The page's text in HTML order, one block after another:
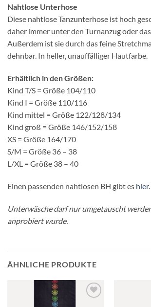
Nahtlose Unterhose
Diese nahtlose Tanzunterhose ist hoch
daher immer unter den Turnanzug oder
Außerdem ist sie durch das feine
dehnbar. In heller, unauffälliger Hautfarbe.
Erhältlich in den Größen:
Kind T/S = Größe 104/110
Kind I = Größe 110/116
Kind mittel = Größe 122/128/134
Kind groß = Größe 146/152/158
XS = Größe 164/170
S/M = Größe 36 – 38
L/XL = Größe 38 – 40
Einen passenden nahtlosen BH gibt es hier.
Unterwäsche darf nur umgetauscht
anprobiert wurde.
ÄHNLICHE PRODUKTE